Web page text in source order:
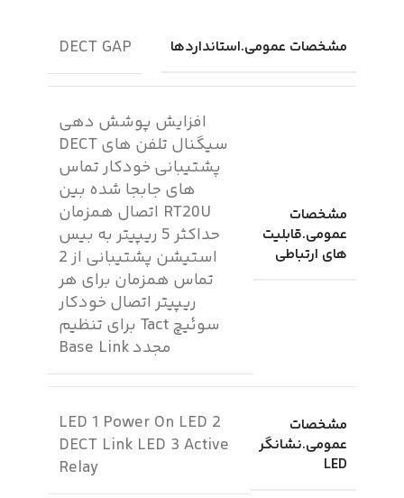
مشخصات عمومی.استانداردها DECT GAP
مشخصات
عمومی.قابلیت
های ارتباطی
افزایش پوشش دهی
سیگنال تلفن های DECT
پشتیبانی خودکار تماس
های جابجا شده بین
RT20U اتصال همزمان
حداکثر 5 ریپیتر به بیس
استیشن پشتیبانی از 2
تماس همزمان برای هر
ریپیتر اتصال خودکار
سوئیچ Tact برای تنظیم
مجدد Base Link
مشخصات
عمومی.نشانگر
LED
LED 1 Power On LED 2
DECT Link LED 3 Active
Relay